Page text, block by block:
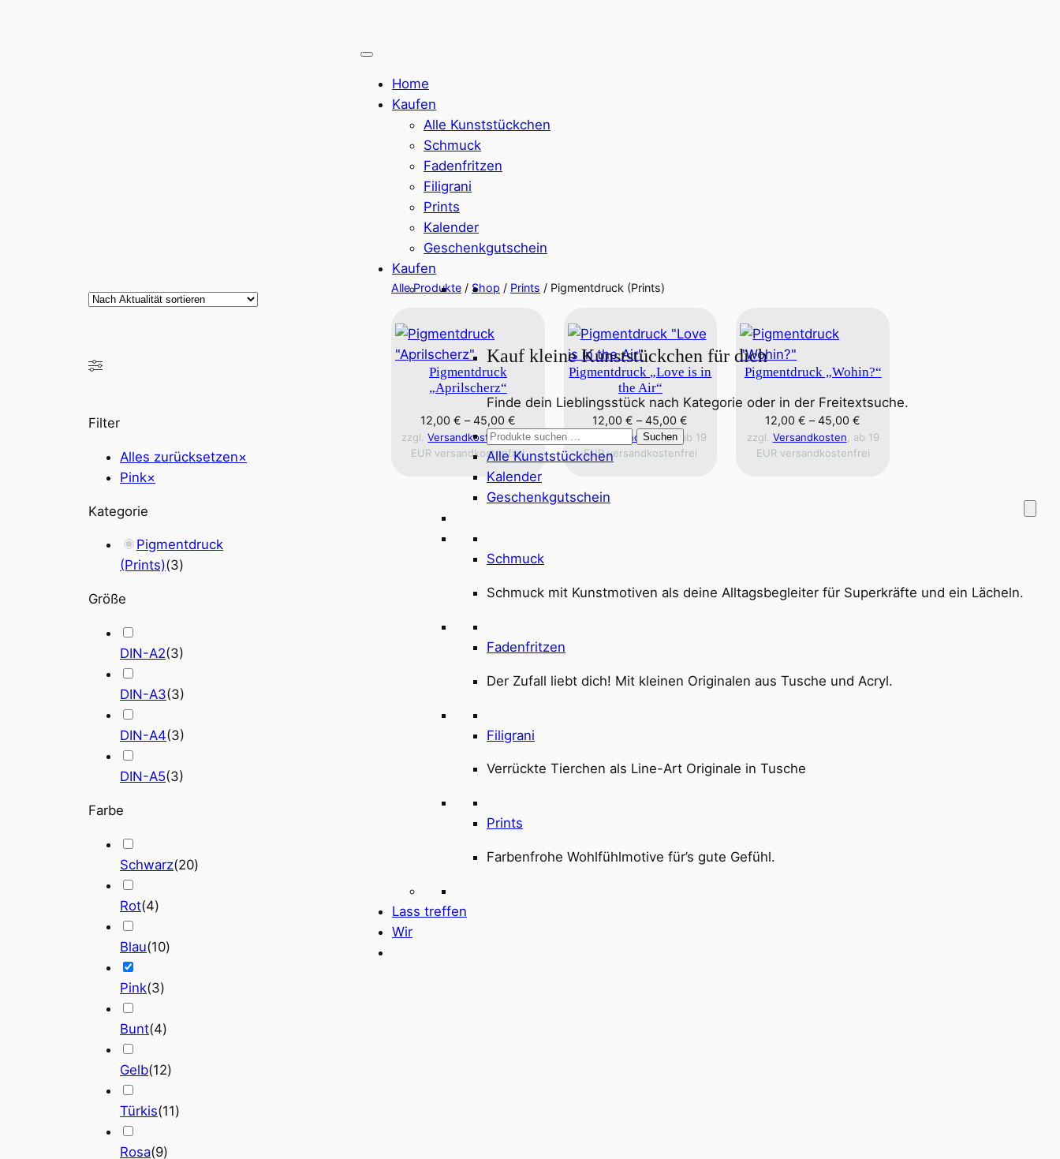
Home
Kaufen
Alle Kunststückchen
Schmuck
Fadenfritzen
Filigrani
Prints
Kalender
Geschenkgutschein
Kaufen
Kauf kleine Kunststückchen für dich
Finde dein Lieblingsstück nach Kategorie oder in der Freitextsuche.
Suchen
nach:
Suchen
Alle Kunststückchen
Kalender
Geschenkgutschein
Schmuck
Schmuck mit Kunstmotiven als deine Alltagsbegleiter für Superkräfte und ein Lächeln.
Fadenfritzen
Der Zufall liebt dich! Mit kleinen Originalen aus Tusche und Acryl.
Filigrani
Verrückte Tierchen als Line-Art Originale in Tusche
Prints
Farbenfrohe Wohlfühlmotive für’s gute Gefühl.
Lass treffen
Wir
Filter
Alles zurücksetzen×
Pink×
Kategorie
Pigmentdruck
(Prints)(3)
Größe
DIN-A2(3)
DIN-A3(3)
DIN-A4(3)
DIN-A5(3)
Farbe
Schwarz(20)
Rot(4)
Blau(10)
Pink(3)
Bunt(4)
Gelb(12)
Türkis(11)
Rosa(9)
Alle Produkte / Shop / Prints / Pigmentdruck (Prints)
Pigmentdruck
„Aprilscherz“
12,00 € –45,00 €
zzgl.Versandkosten, ab 19
EUR versandkostenfrei
Pigmentdruck „Love is in
the Air“
12,00€ –45,00€
zzgl. Versandkosten, ab 19
EUR versandkostenfrei
Pigmentdruck „Wohin?“
12,00€ –45,00€
zzgl. Versandkosten , ab 19
EUR versandkostenfrei